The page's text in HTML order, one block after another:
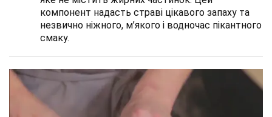
компонент надасть страві цікавого запаху та
незвично ніжного, м’якого і водночас пікантного
смаку.